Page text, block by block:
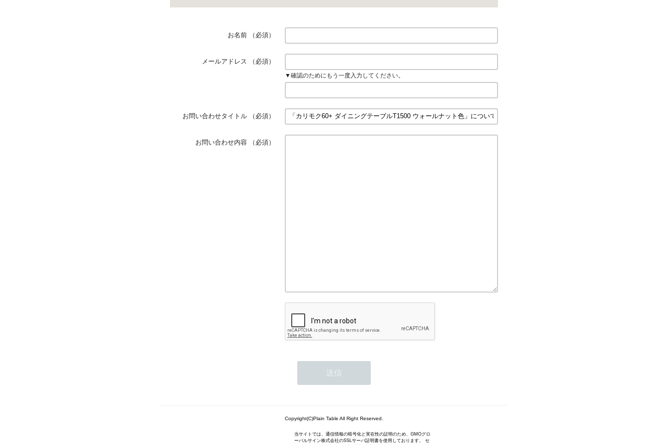
お名前 （必須）
メールアドレス （必須）
▼確認のためにもう一度入力してください。
お問い合わせタイトル （必須）
お問い合わせ内容 （必須）
Copyright(C)Plain Table All Right Reserved.
当サイトでは、通信情報の暗号化と実在性の証明のため、GMOグロ
ーバルサイン株式会社のSSLサーバ証明書を使用しております。 セ